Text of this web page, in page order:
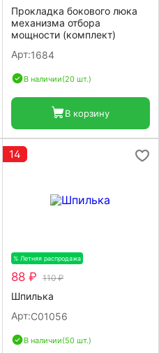
Прокладка бокового люка
механизма отбора
мощности (комплект)
Арт:1684
В наличии(20 шт.)
В корзину
14
% Летняя распродажа
88 ₽ 110 ₽
Шпилька
Арт:C01056
В наличии(50 шт.)